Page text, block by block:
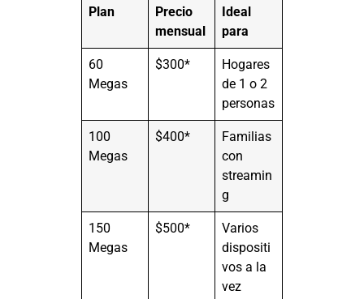
Plan
Precio
mensual
Ideal
para
60
Megas
$300*
Hogares
de 1 o 2
personas
100
Megas
$400*
Familias
con
streamin
g
150
Megas
$500*
Varios
dispositi
vos a la
vez